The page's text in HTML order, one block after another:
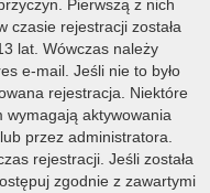
Pierwszą z nich
czasie rejestracji została
lat. Wówczas należy
e-mail. Jeśli nie to było
rejestracja. Niektóre
wymagają aktywowania
przez administratora.
rejestracji. Jeśli została
zgodnie z zawartymi